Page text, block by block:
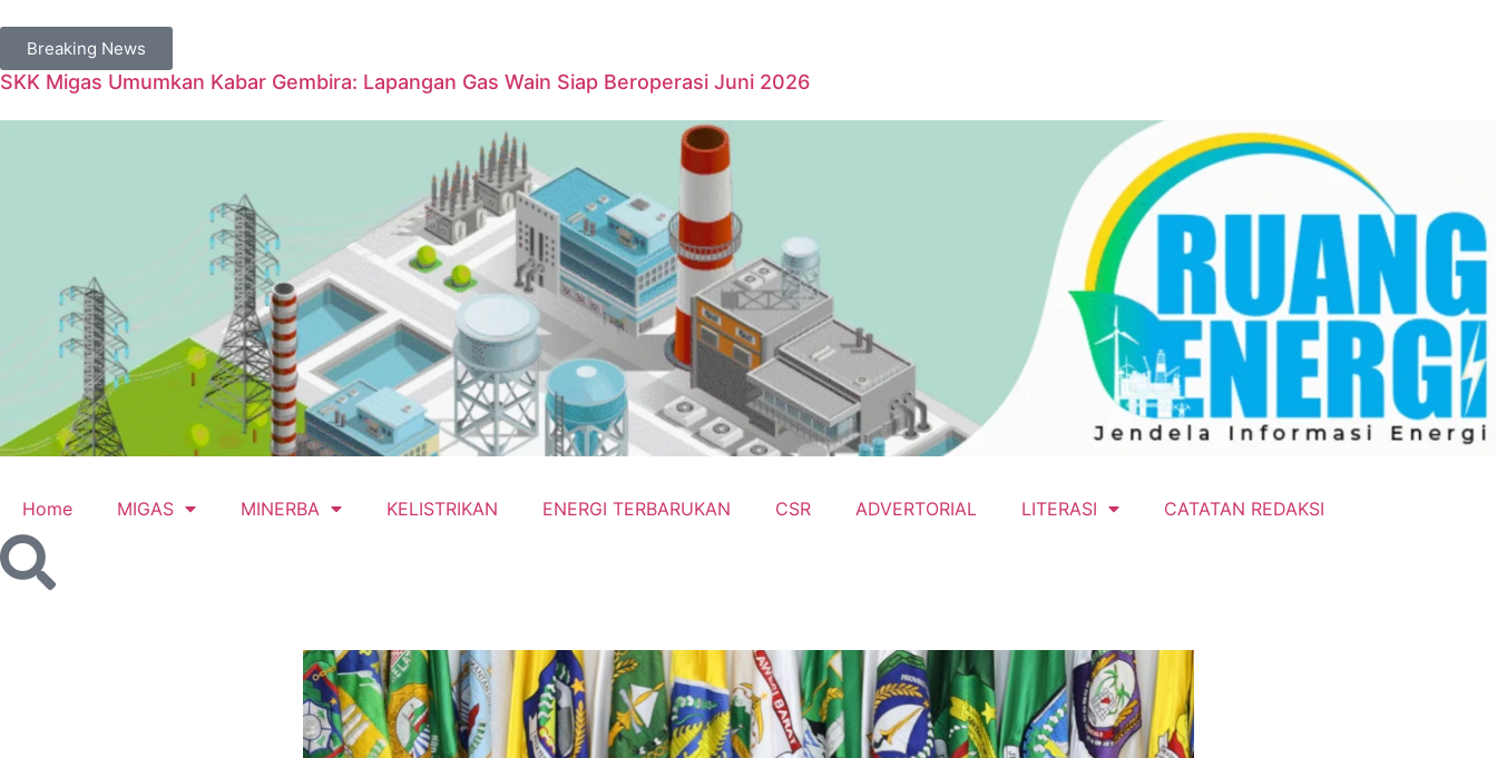
Breaking News
SKK Migas Umumkan Kabar Gembira: Lapangan Gas Wain Siap Beroperasi Juni 2026
Home MIGAS MINERBA KELISTRIKAN ENERGI TERBARUKAN CSR ADVERTORIAL LITERASI CATATAN REDAKSI